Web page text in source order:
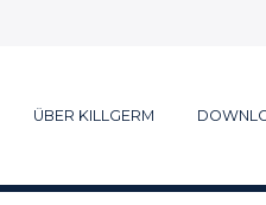
ÜBER KILLGERM